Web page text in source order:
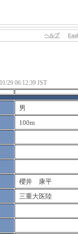
ヘルプ
29 06:12:39 JST
男
100m
櫻井 康平
三重大医陸